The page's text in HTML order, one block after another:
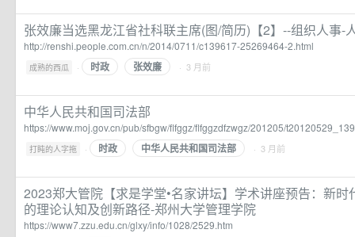
张效廉当选黑龙江省社科联主席(图/简历)【2】--组织人事-
http://renshi.people.com.cn/n/2014/0711/c139617-25269464-2.html
成熟的西瓜 · 时政 张效廉 · 3 月前
中华人民共和国司法部
https://www.moj.gov.cn/pub/sfbgw/flfggz/flfggzdfzwgz/201205/
打盹的人字拖 · 时政 中华人民共和国司法部 · 3 月前
2023郑大管院【求是学堂•名家讲坛】学术讲座预告：新
的理论认知及创新路径-郑州大学管理学院
https://www7.zzu.edu.cn/glxy/info/1028/2529.htm